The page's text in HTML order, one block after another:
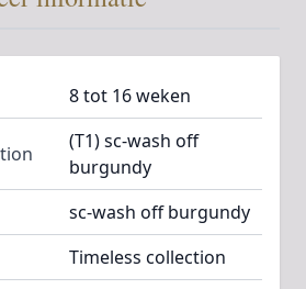
8 tot 16 weken
(T1) sc-wash off
burgundy
sc-wash off burgundy
Timeless collection